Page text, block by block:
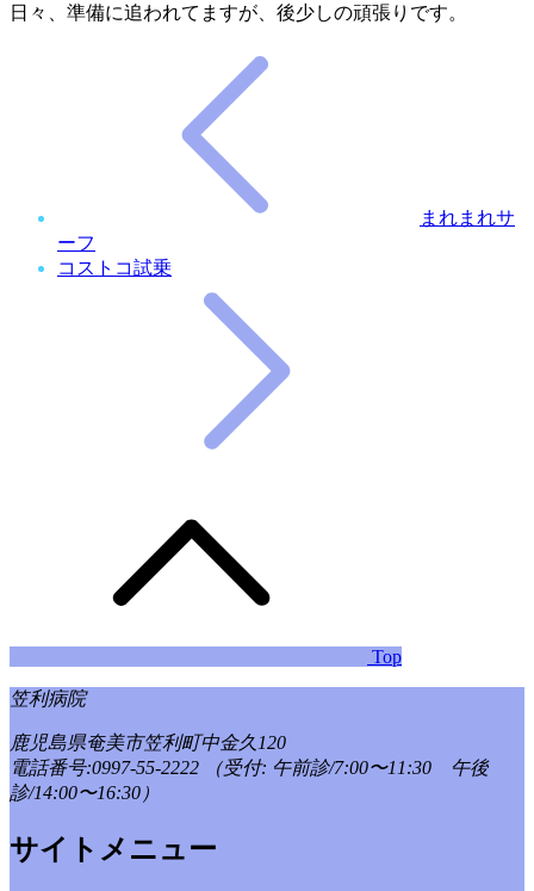
日々、準備に追われてますが、後少しの頑張りです。
まれまれサ
ーフ
コストコ試乗
Top
笠利病院
鹿児島県奄美市笠利町中金久120
電話番号:0997-55-2222
（受付: 午前診/7:00〜11:30 午後
診/14:00〜16:30）
サイトメニュー